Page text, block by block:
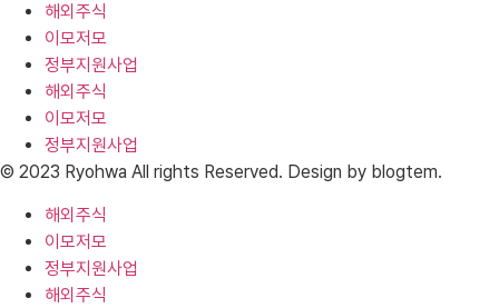
해외주식
이모저모
정부지원사업
해외주식
이모저모
정부지원사업
© 2023 Ryohwa All rights Reserved. Design by blogtem.
해외주식
이모저모
정부지원사업
해외주식